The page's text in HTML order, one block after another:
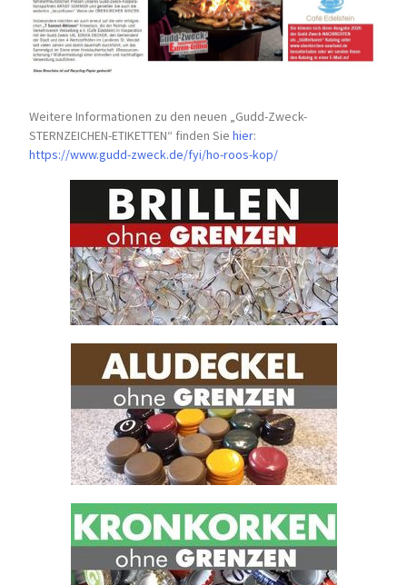
Weitere Informationen zu den neuen „Gudd-Zweck-
STERNZEICHEN-ETIKETTEN“ finden Siehier:
https://www.gudd-zweck.de/fyi/ho-roos-kop/